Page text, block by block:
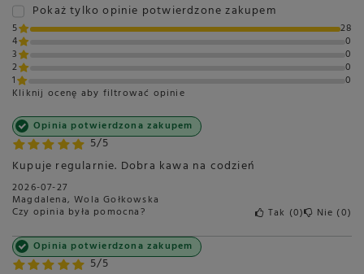
Pokaż tylko opinie potwierdzone zakupem
5
28
4
0
3
0
2
0
1
0
Kliknij ocenę aby filtrować opinie
5/5
Opinia potwierdzona zakupem
Kupuje regularnie. Dobra kawa na codzień
2026-07-27
Magdalena, Wola Gołkowska
Czy opinia była pomocna? Tak 0 Nie 0
5/5
Opinia potwierdzona zakupem